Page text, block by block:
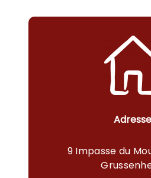
Adresse
9 Impasse du